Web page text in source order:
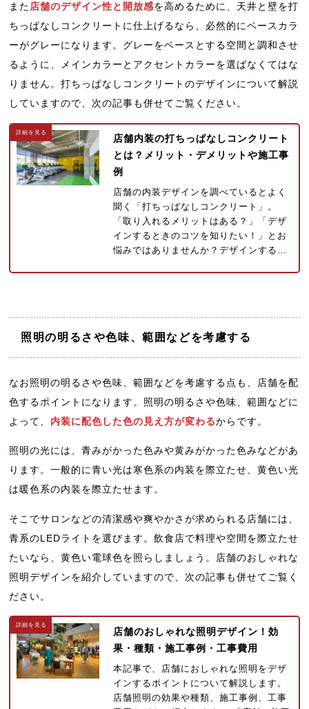
また 店舗のデザイン性と開放感を高めるために、天井と壁を打
ちっぱなしコンクリートに仕上げるなら、必然的にベースカラ
ーがグレーになります。グレーをベースとする空間と調和させ
るように、メインカラーとアクセントカラーを選ばなくてはな
りません。打ちっぱなしコンクリートのデザインについて解説
していますので、次の記事も併せてご覧ください。
店舗内装の打ちっぱなしコンクリート
とは？メリット・デメリットや施工事
例
店舗の内装デザインを調べているとよく
聞く「打ちっぱなしコンクリート」。
「取り入れるメリットはある？」「デザ
インするときのコツを知りたい！」とお
悩みではありませんか？デザインする…
照明の明るさや色味、範囲などを考慮する
なお照明の明るさや色味、範囲などを考慮する点も、店舗を配
色するポイントになります。照明の明るさや色味、範囲などに
よって、 内装に配色した色の見え方が変わるからです。
照明の光には、青みがかった色みや黄みがかった色みなどがあ
ります。一般的に青い光は寒色系の内装を際立たせ、黄色い光
は暖色系の内装を際立たせます。
そこでサロンなどの清潔感や爽やかさが求められる店舗には、
青系のLEDライトを選びます。飲食店で料理や空間を際立たせ
たいなら、黄色い電球色を照らしましょう。店舗のおしゃれな
照明デザインを紹介していますので、次の記事も併せてご覧く
ださい。
店舗のおしゃれな照明デザイン！効
果・種類・施工事例・工事費用
本記事で、店舗におしゃれな照明をデザ
インするポイントについて解説します。
店舗照明の効果や種類、施工事例、工事